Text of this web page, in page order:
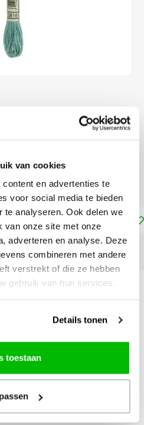
van cookies
en advertenties te
voor social media te bieden
te analyseren. Ook delen we
van onze site met onze
adverteren en analyse. Deze
combineren met andere
verstrekt of die ze hebben
gebruik van hun services.
Details tonen
toestaan
OF "DMC LIGHT
JE EEN KORTING VAN
PRODUCT.
aan winkelwagen